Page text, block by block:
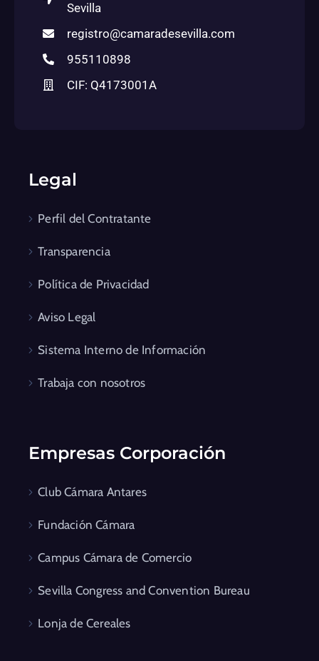
Sevilla
registro@camaradesevilla.com
955110898
CIF: Q4173001A
Legal
Perfil del Contratante
Transparencia
Política de Privacidad
Aviso Legal
Sistema Interno de Información
Trabaja con nosotros
Empresas Corporación
Club Cámara Antares
Fundación Cámara
Campus Cámara de Comercio
Sevilla Congress and Convention Bureau
Lonja de Cereales